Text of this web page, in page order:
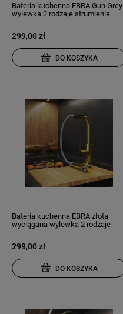
Bateria kuchenna EBRA Gun Grey
wylewka 2 rodzaje strumienia
299,00 zł
DO KOSZYKA
Bateria kuchenna EBRA złota
wyciągana wylewka 2 rodzaje
299,00 zł
DO KOSZYKA